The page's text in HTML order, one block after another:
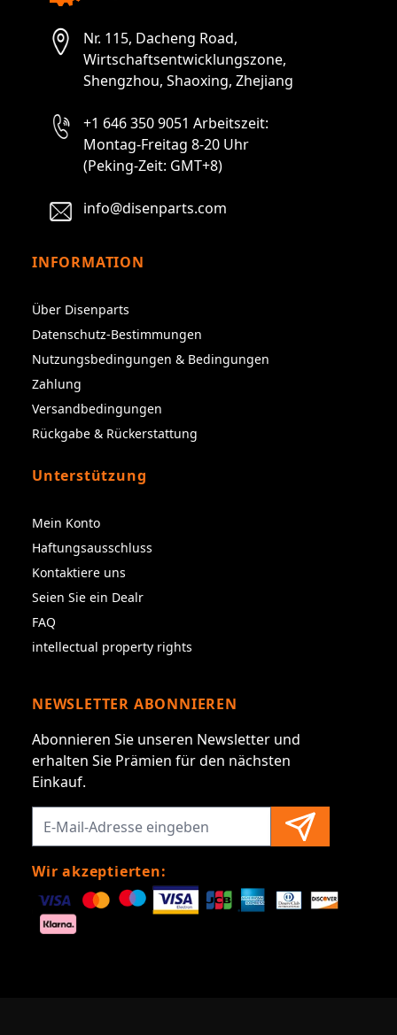
Nr. 115, Dacheng Road,
Wirtschaftsentwicklungszone,
Shengzhou, Shaoxing, Zhejiang
+1 646 350 9051 Arbeitszeit:
Montag-Freitag 8-20 Uhr
(Peking-Zeit: GMT+8)
info@disenparts.com
INFORMATION
Über Disenparts
Datenschutz-Bestimmungen
Nutzungsbedingungen & Bedingungen
Zahlung
Versandbedingungen
Rückgabe & Rückerstattung
Unterstützung
Mein Konto
Haftungsausschluss
Kontaktiere uns
Seien Sie ein Dealr
FAQ
intellectual property rights
NEWSLETTER ABONNIEREN
Abonnieren Sie unseren Newsletter und
erhalten Sie Prämien für den nächsten
Einkauf.
Wir akzeptierten: